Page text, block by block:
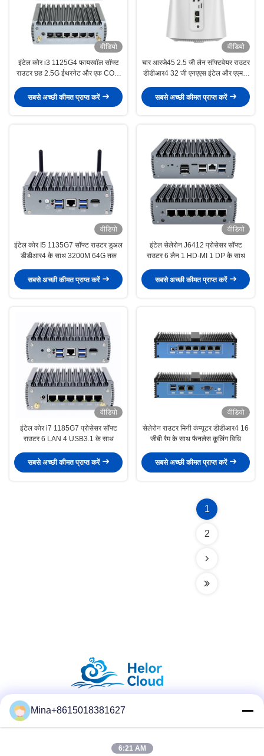
वीडियो
इंटेल कोर i3 1125G4 फायरवॉल सॉफ्ट
राउटर छह 2.5G ईथरनेट और एक COM
सबसे अच्छी कीमत प्राप्त करें
वीडियो
चार आरजे45 2.5 जी लैन सॉफ्टवेयर राउटर
डीडीआर4 32 जी एनएएस इंटेल और एएमडी
सबसे अच्छी कीमत प्राप्त करें
वीडियो
इंटेल कोर I5 1135G7 सॉफ्ट राउटर डुअल
डीडीआर4 के साथ 3200M 64G तक
सबसे अच्छी कीमत प्राप्त करें
वीडियो
इंटेल सेलेरोन J6412 प्रोसेसर सॉफ्ट
राउटर 6 लैन 1 HD-MI 1 DP के साथ
सबसे अच्छी कीमत प्राप्त करें
वीडियो
इंटेल कोर i7 1185G7 प्रोसेसर सॉफ्ट
राउटर 6 LAN 4 USB3.1 के साथ
सबसे अच्छी कीमत प्राप्त करें
वीडियो
सेलेरोन राउटर मिनी कंप्यूटर डीडीआर4 16
जीबी रैम के साथ फैनलेस कूलिंग विधि
सबसे अच्छी कीमत प्राप्त करें
1
2
Mina+8615018381627
6:21 AM